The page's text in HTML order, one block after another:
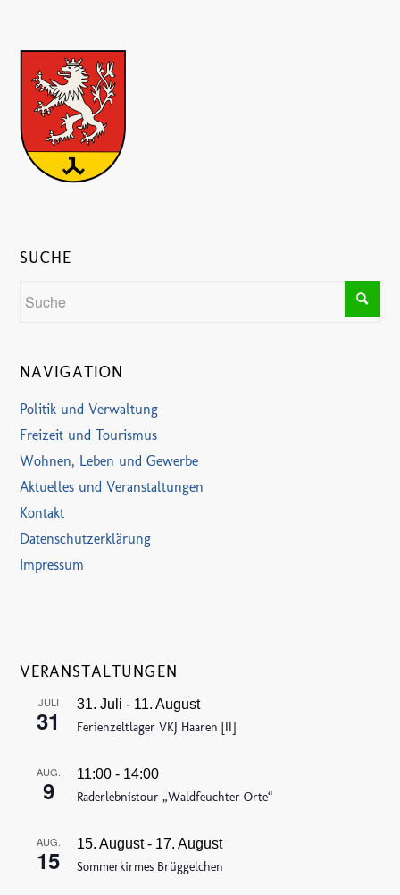
SUCHE
NAVIGATION
Politik und Verwaltung
Freizeit und Tourismus
Wohnen, Leben und Gewerbe
Aktuelles und Veranstaltungen
Kontakt
Datenschutzerklärung
Impressum
VERANSTALTUNGEN
JULI
31
31. Juli - 11. August
Ferienzeltlager VKJ Haaren [II]
AUG.
9
11:00 - 14:00
Raderlebnistour „Waldfeuchter Orte“
AUG.
15
15. August- 17. August
Sommerkirmes Brüggelchen